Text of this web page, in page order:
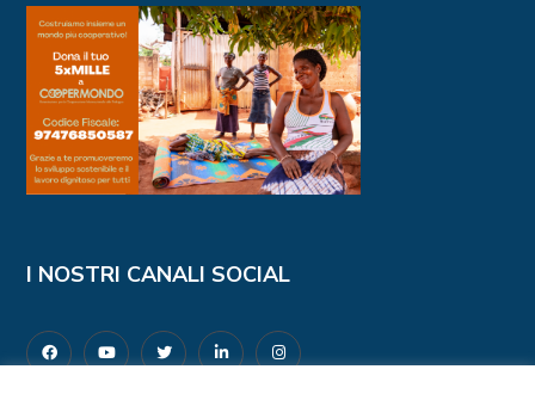
I NOSTRI CANALI SOCIAL